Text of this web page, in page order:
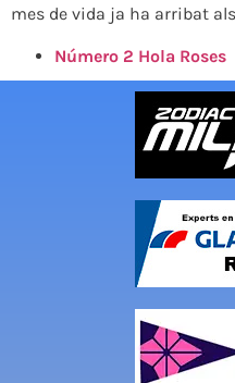
mes de vida ja ha arribat
Número 2 Hola Roses